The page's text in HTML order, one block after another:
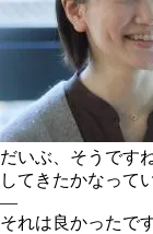
だいぶ、そうです
してきたかなって
―
それは良かったで